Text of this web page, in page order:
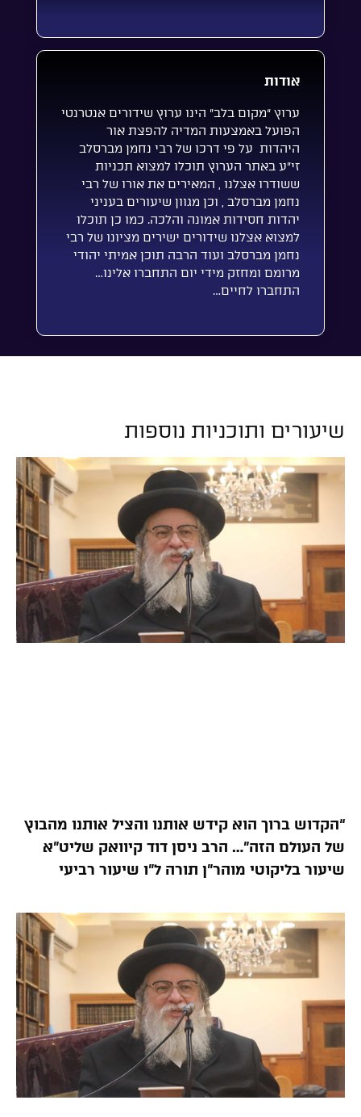
אודות
ערוץ “מקום בלב” הינו ערוץ שידורים אנטרנטי
הפועל באמצעות המדיה להפצת אור
היהדות על פי דרכו של רבי נחמן מברסלב
זי”ע באתר הערוץ תוכלו למצוא תכניות
ששודרו אצלנו , המאירים את אורו של רבי
נחמן מברסלב , וכן מגוון שיעורים בעניני
יהדות חסידות אמונה והלכה. כמו כן תוכלו
למצוא אצלנו שידורים ישירים מציונו של רבי
נחמן מברסלב ועוד הרבה תוכן אמיתי יהודי
מרומם ומחזק מידי יום התחברו אלינו…
התחברו לחיים…
שיעורים ותוכניות נוספות
“הקדוש ברוך הוא קידש אותנו והציל אותנו מהבוץ
של העולם הזה”… הרב ניסן דוד קיוואק שליט”א
שיעור בליקוטי מוהר”ן תורה ל”ו שיעור רביעי